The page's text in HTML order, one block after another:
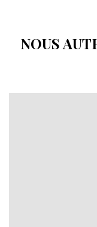
NOUS